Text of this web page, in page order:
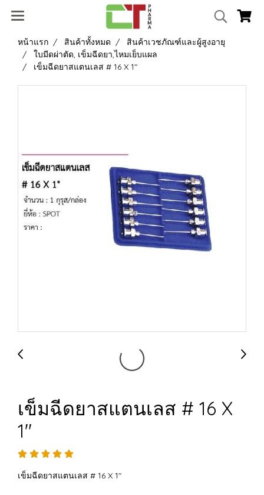
หน้าแรก สินค้าทั้งหมด
สินค้าเวชภัณฑ์และผู้สูงอายุ
ใบมีดผ่าตัด, เข็มฉีดยา,ไหมเย็บแผล
เข็มฉีดยาสแตนเลส # 16 X 1"
เข็มฉีดยาสแตนเลส # 16 X
1"
เข็มฉีดยาสแตนเลส # 16 X 1"